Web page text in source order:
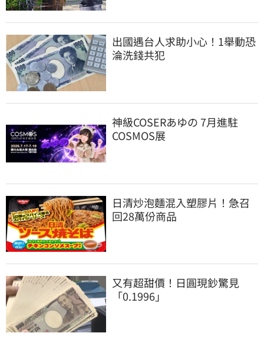
出國遇台人求助小心！1舉動恐
淪洗錢共犯
神級COSERあゆの 7月進駐
COSMOS展
日清炒泡麵混入塑膠片！急召
回28萬份商品
又有超甜價！日圓現鈔驚見
「0.1996」